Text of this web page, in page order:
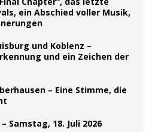
ein Abschied voller Musik,
und Koblenz –
und ein Zeichen der
– Eine Stimme, die
Samstag, 18. Juli 2026